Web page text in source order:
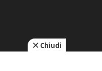
Chiudi